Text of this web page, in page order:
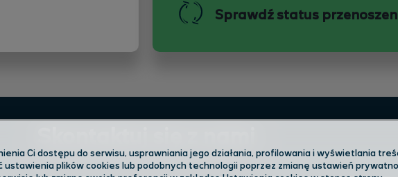
Sprawdź status
Ci dostępu do serwisu, usprawniania jego działania, profilowania i wyświetlania
plików cookies lub podobnych technologii poprzez zmianę ustawień